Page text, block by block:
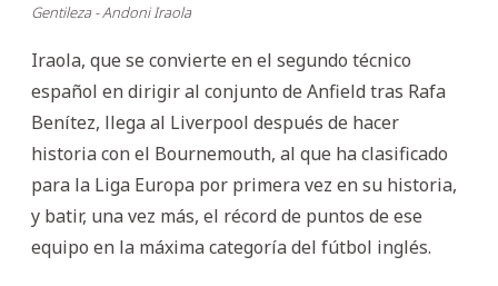
Gentileza - Andoni Iraola
Iraola, que se convierte en el segundo técnico
español en dirigir al conjunto de Anfield tras Rafa
Benítez, llega al Liverpool después de hacer
historia con el Bournemouth, al que ha clasificado
para la Liga Europa por primera vez en su historia,
y batir, una vez más, el récord de puntos de ese
equipo en la máxima categoría del fútbol inglés.